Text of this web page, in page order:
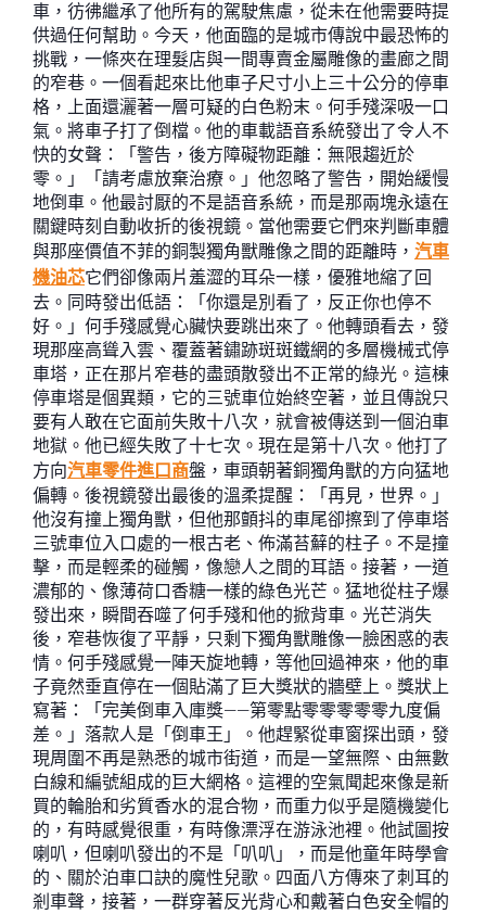
車，彷彿繼承了他所有的駕駛焦慮，從未在他需要時提
供過任何幫助。今天，他面臨的是城市傳說中最恐怖的
挑戰，一條夾在理髮店與一間專賣金屬雕像的畫廊之間
的窄巷。一個看起來比他車子尺寸小上三十公分的停車
格，上面還灑著一層可疑的白色粉末。何手殘深吸一口
氣。將車子打了倒檔。他的車載語音系統發出了令人不
快的女聲：「警告，後方障礙物距離：無限趨近於
零。」「請考慮放棄治療。」他忽略了警告，開始緩慢
地倒車。他最討厭的不是語音系統，而是那兩塊永遠在
關鍵時刻自動收折的後視鏡。當他需要它們來判斷車體
與那座價值不菲的銅製獨角獸雕像之間的距離時， 汽車
機油芯它們卻像兩片羞澀的耳朵一樣，優雅地縮了回
去。同時發出低語：「你還是別看了，反正你也停不
好。」何手殘感覺心臟快要跳出來了。他轉頭看去，發
現那座高聳入雲、覆蓋著鏽跡斑斑鐵網的多層機械式停
車塔，正在那片窄巷的盡頭散發出不正常的綠光。這棟
停車塔是個異類，它的三號車位始終空著，並且傳說只
要有人敢在它面前失敗十八次，就會被傳送到一個泊車
地獄。他已經失敗了十七次。現在是第十八次。他打了
方向汽車零件進口商盤，車頭朝著銅獨角獸的方向猛地
偏轉。後視鏡發出最後的溫柔提醒：「再見，世界。」
他沒有撞上獨角獸，但他那顫抖的車尾卻擦到了停車塔
三號車位入口處的一根古老、佈滿苔蘚的柱子。不是撞
擊，而是輕柔的碰觸，像戀人之間的耳語。接著，一道
濃郁的、像薄荷口香糖一樣的綠色光芒。猛地從柱子爆
發出來，瞬間吞噬了何手殘和他的掀背車。光芒消失
後，窄巷恢復了平靜，只剩下獨角獸雕像一臉困惑的表
情。何手殘感覺一陣天旋地轉，等他回過神來，他的車
子竟然垂直停在一個貼滿了巨大獎狀的牆壁上。獎狀上
寫著：「完美倒車入庫獎——第零點零零零零零九度偏
差。」落款人是「倒車王」。他趕緊從車窗探出頭，發
現周圍不再是熟悉的城市街道，而是一望無際、由無數
白線和編號組成的巨大網格。這裡的空氣聞起來像是新
買的輪胎和劣質香水的混合物，而重力似乎是隨機變化
的，有時感覺很重，有時像漂浮在游泳池裡。他試圖按
喇叭，但喇叭發出的不是「叭叭」，而是他童年時學會
的、關於泊車口訣的魔性兒歌。四面八方傳來了刺耳的
剎車聲，接著，一群穿著反光背心和戴著白色安全帽的